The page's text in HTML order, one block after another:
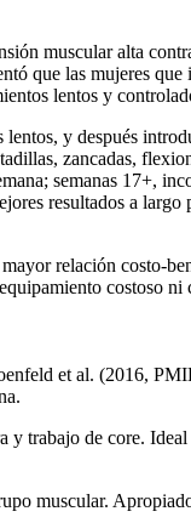
muscular alta
que las mujeres
lentos y
y después
zancadas,
semanas 17+,
resultados a
relación costo-
costoso
et al. (2016,
trabajo de core.
muscular.